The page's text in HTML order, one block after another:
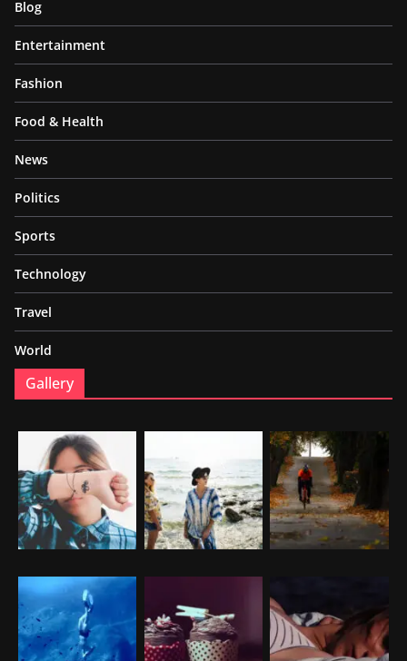
Blog
Entertainment
Fashion
Food & Health
News
Politics
Sports
Technology
Travel
World
Gallery